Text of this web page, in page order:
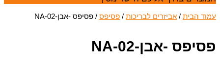
עמוד הבית / אביזרים לבריכות / פסיפס / פסיפס -אבן-NA-02
פסיפס -אבן-NA-02